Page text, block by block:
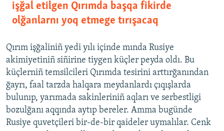
işğal etilgen Qırımda başqa fikirde
olğanlarnı yoq etmege tırışacaq
Qırım işğaliniñ yedi yılı içinde mında Rusiye
akimiyetiniñ siñirine tiygen küçler peyda oldı. Bu
küçlerniñ temsilcileri Qırımda tesirini arttırğanından
ğayrı, faal tarzda halqara meydanlardı çıqışlarda
bulunıp, yarımada sakinleriniñ aqları ve serbestligi
bozulğanı aqqında aytıp bereler. Amma bugünde
Rusiye quvetçileri bir-de-bir qaideler uymalılar. Cenk